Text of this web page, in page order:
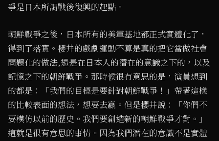
爭是日本所謂戰後復興的起點。
朝鮮戰爭之後，日本所有的美軍基地都正式實體化了，
得到了落實。櫻井的戲劇運動不算是真的把它當做社會
問題化的做法,還是在日本人的潛在的意識之下的，以及
記憶之下的朝鮮戰爭。那時候很有意思的是，演員想到
的都是：「我們的目標是要針對朝鮮戰爭！」帶著這樣
的比較表面的想法，想要去贏。但是櫻井說：「你們不
要模仿以前的歷史。我們要創造新的朝鮮戰爭才對。」
這就是很有意思的事情。因為我們潛在的意識不是實體